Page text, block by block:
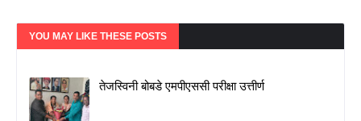
YOU MAY LIKE THESE POSTS
तेजस्विनी बोबडे एमपीएससी परीक्षा उत्तीर्ण